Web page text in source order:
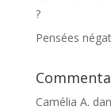
?
Pensées
Camélia A.